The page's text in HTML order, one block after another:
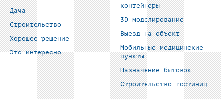
Дача
Строительство
Хорошее решение
Это интересно
контейнеры
3D моделирование
Выезд на объект
Мобильные медицинские
пункты
Назначение бытовок
Строительство гостиниц